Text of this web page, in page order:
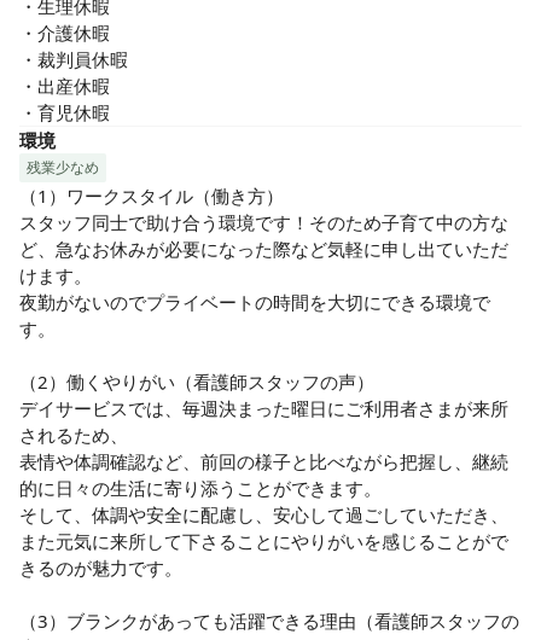
・生理休暇
・介護休暇
・裁判員休暇
・出産休暇
・育児休暇
環境
残業少なめ
（1）ワークスタイル（働き方）
スタッフ同士で助け合う環境です！そのため子育て中の方な
ど、急なお休みが必要になった際など気軽に申し出ていただ
けます。
夜勤がないのでプライベートの時間を大切にできる環境で
す。
（2）働くやりがい（看護師スタッフの声）
デイサービスでは、毎週決まった曜日にご利用者さまが来所
されるため、
表情や体調確認など、前回の様子と比べながら把握し、継続
的に日々の生活に寄り添うことができます。
そして、体調や安全に配慮し、安心して過ごしていただき、
また元気に来所して下さることにやりがいを感じることがで
きるのが魅力です。
（3）ブランクがあっても活躍できる理由（看護師スタッフの